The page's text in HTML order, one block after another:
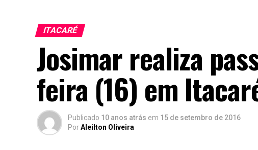
ITACARÉ
Josimar realiza
feira (16) em
Publicado 10 anos atrás em 15 de setembro de 2016
PorAleilton Oliveira